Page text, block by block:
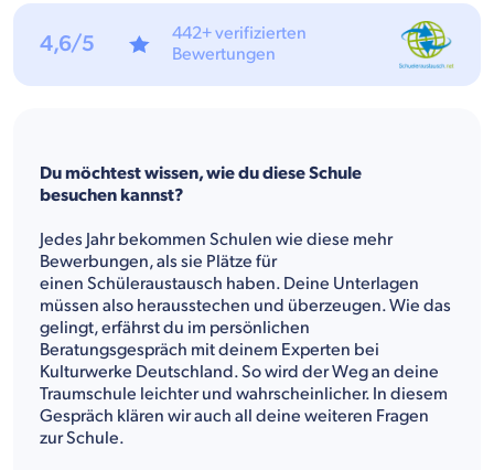
Du möchtest wissen, wie du diese Schule
besuchen kannst?
Jedes Jahr bekommen Schulen wie diese mehr
Bewerbungen, als sie Plätze für
einen Schüleraustausch haben. Deine Unterlagen
müssen also herausstechen und überzeugen. Wie das
gelingt, erfährst du im persönlichen
Beratungsgespräch mit deinem Experten bei
Kulturwerke Deutschland. So wird der Weg an deine
Traumschule leichter und wahrscheinlicher. In diesem
Gespräch klären wir auch all deine weiteren Fragen
zur Schule.
4,6/5
442+ verifizierten
Bewertungen